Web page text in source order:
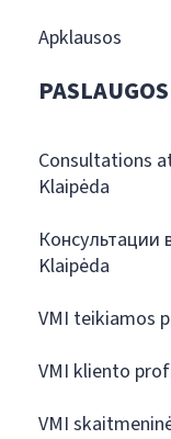
Apklausos
PASLAUGOS
Consultations
Klaipėda
Консультации
Klaipėda
VMI teikiamos
VMI kliento
VMI